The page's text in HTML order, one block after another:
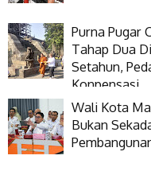
Purna Pugar
Tahap Dua
Setahun,
Konpensasi
Wali Kota
Bukan